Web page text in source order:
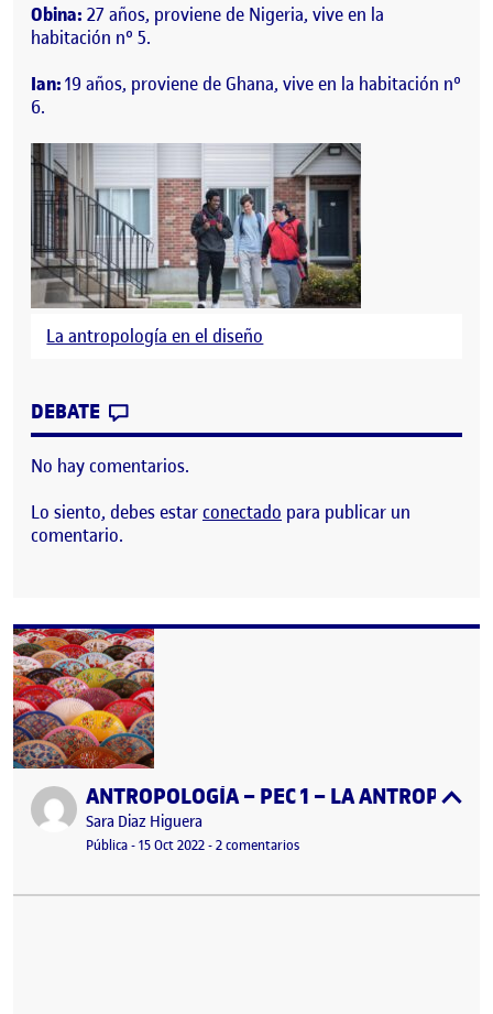
Obina: 27 años, proviene de Nigeria, vive en la
habitación nº 5.
Ian:19 años, proviene de Ghana, vive en la habitación nº
6.
La antropología en el diseño
DEBATE
No hay comentarios.
Lo siento, debes estarconectado para publicar un
comentario.
Publicado porANTROPOLOGÍA – PEC 1 – LA
Publicado por
Sara Diaz Higuera
Visibilidad:
Pública-Fecha de publicación
15 Oct 2022-2 comentariosen ANTROPOLOGÍA – PEC 1 – LA